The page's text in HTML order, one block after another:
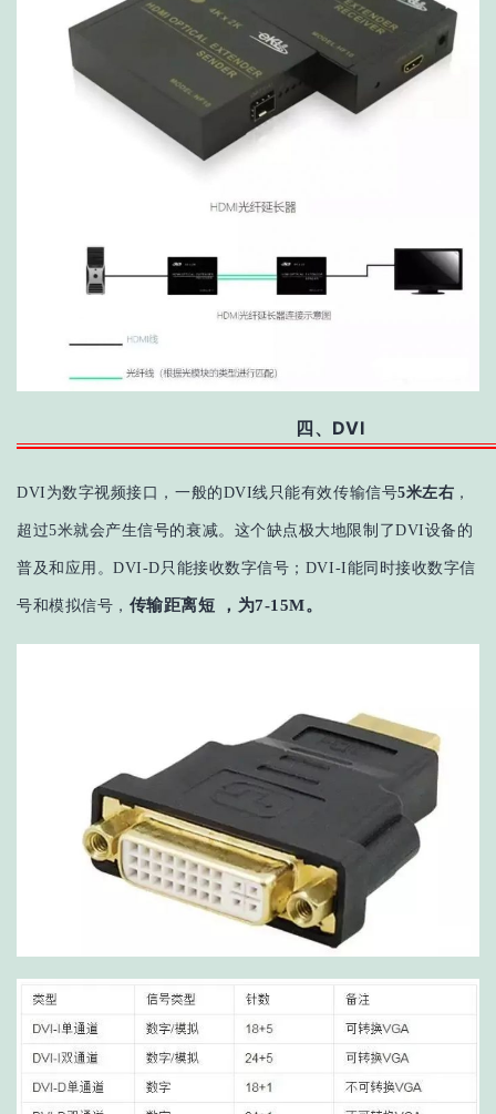
四、DVI
DVI为数字视频接口，一般的DVI线只能有效传输信号5米左右 ，
超过5米就会产生信号的衰减。这个缺点极大地限制了DVI设备的
普及和应用。DVI-D只能接收数字信号；DVI-I能同时接收数字信
号和模拟信号， 传输距离短 ，为7-15M。